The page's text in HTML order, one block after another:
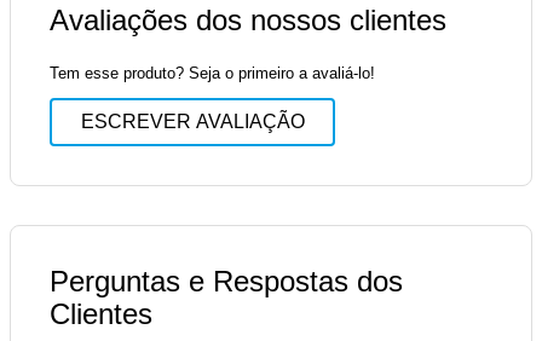
Avaliações dos nossos clientes
Tem esse produto? Seja o primeiro a avaliá-lo!
ESCREVER AVALIAÇÃO
Perguntas e Respostas dos
Clientes